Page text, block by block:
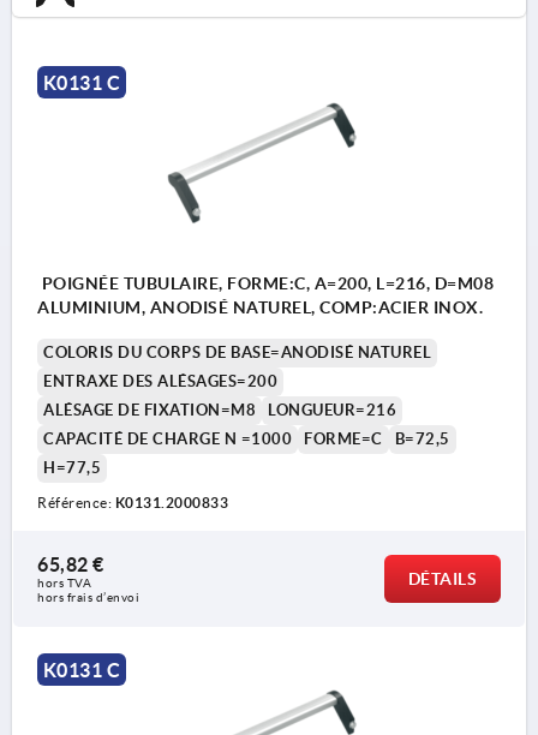
K0131 C
POIGNÉE TUBULAIRE, FORME:C, A=200, L=216, D=M08
ALUMINIUM, ANODISÉ NATUREL, COMP:ACIER INOX.
COLORIS DU CORPS DE BASE=ANODISÉ NATUREL
ENTRAXE DES ALÉSAGES=200
ALÉSAGE DE FIXATION=M8
LONGUEUR=216
CAPACITÉ DE CHARGE N =1000
FORME=C
B=72,5
H=77,5
Référence: K0131.2000833
65,82 €
hors TVA
hors frais d’envoi
DÉTAILS
K0131 C